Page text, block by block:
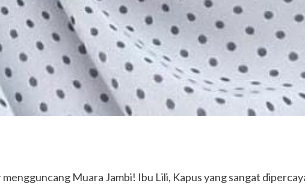
Muara Jambi! Ibu Lili, Kapus yang sangat